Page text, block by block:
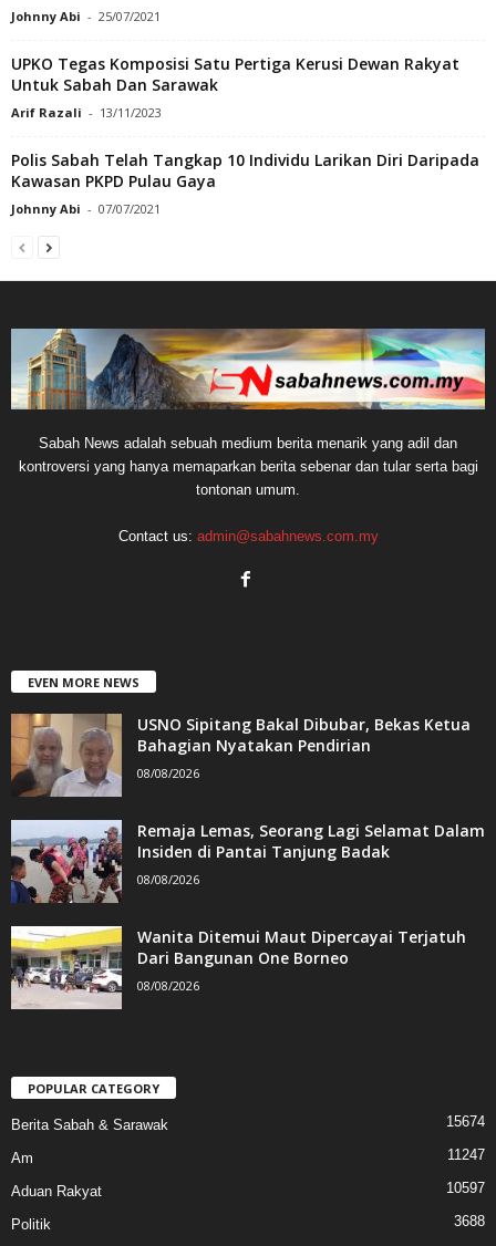
Johnny Abi - 25/07/2021
UPKO Tegas Komposisi Satu Pertiga Kerusi Dewan Rakyat
Untuk Sabah Dan Sarawak
Arif Razali - 13/11/2023
Polis Sabah Telah Tangkap 10 Individu Larikan Diri Daripada
Kawasan PKPD Pulau Gaya
Johnny Abi - 07/07/2021
Sabah News adalah sebuah medium berita menarik yang adil dan
kontroversi yang hanya memaparkan berita sebenar dan tular serta bagi
tontonan umum.
Contact us: admin@sabahnews.com.my
EVEN MORE NEWS
USNO Sipitang Bakal Dibubar, Bekas Ketua
Bahagian Nyatakan Pendirian
08/08/2026
Remaja Lemas, Seorang Lagi Selamat Dalam
Insiden di Pantai Tanjung Badak
08/08/2026
Wanita Ditemui Maut Dipercayai Terjatuh
Dari Bangunan One Borneo
08/08/2026
POPULAR CATEGORY
Berita Sabah & Sarawak 15674
Am 11247
Aduan Rakyat 10597
Politik 3688